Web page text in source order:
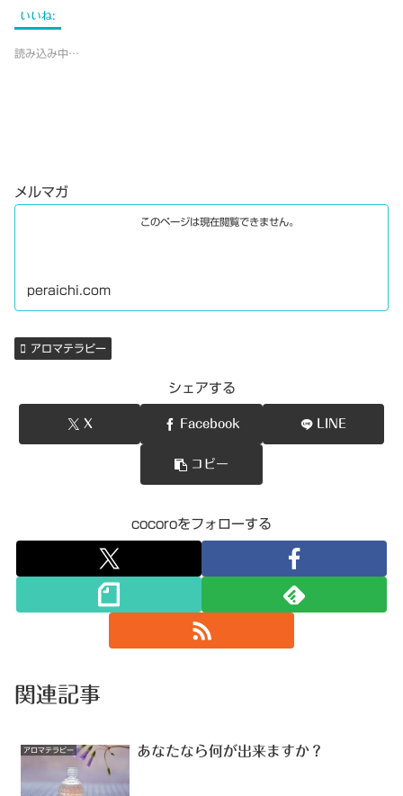
いいね:
読み込み中…
メルマガ
このページは現在閲覧できません。
peraichi.com
アロマテラピー
シェアする
X Facebook LINE
コピー
cocoroをフォローする
関連記事
アロマテラピー あなたなら何が出来ますか？